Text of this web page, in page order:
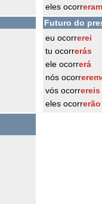
eles ocorreram
Futuro do
eu ocorrerei
tu ocorrerás
ele ocorrerá
nós ocorr
vós ocorrereis
eles ocorrerão